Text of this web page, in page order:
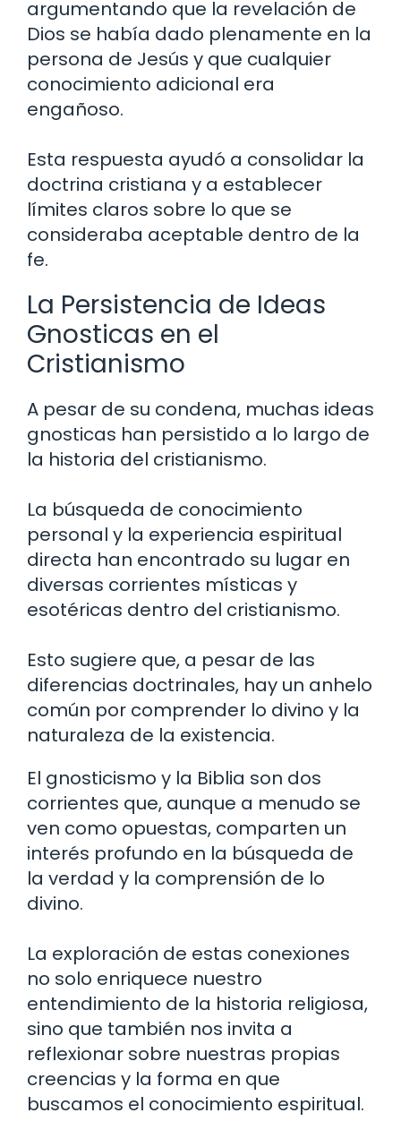
argumentando que la revelación de
Dios se había dado plenamente en la
persona de Jesús y que cualquier
conocimiento adicional era
engañoso.
Esta respuesta ayudó a consolidar la
doctrina cristiana y a establecer
límites claros sobre lo que se
consideraba aceptable dentro de la
fe.
La Persistencia de Ideas
Gnosticas en el
Cristianismo
A pesar de su condena, muchas ideas
gnosticas han persistido a lo largo de
la historia del cristianismo.
La búsqueda de conocimiento
personal y la experiencia espiritual
directa han encontrado su lugar en
diversas corrientes místicas y
esotéricas dentro del cristianismo.
Esto sugiere que, a pesar de las
diferencias doctrinales, hay un anhelo
común por comprender lo divino y la
naturaleza de la existencia.
El gnosticismo y la Biblia son dos
corrientes que, aunque a menudo se
ven como opuestas, comparten un
interés profundo en la búsqueda de
la verdad y la comprensión de lo
divino.
La exploración de estas conexiones
no solo enriquece nuestro
entendimiento de la historia religiosa,
sino que también nos invita a
reflexionar sobre nuestras propias
creencias y la forma en que
buscamos el conocimiento espiritual.